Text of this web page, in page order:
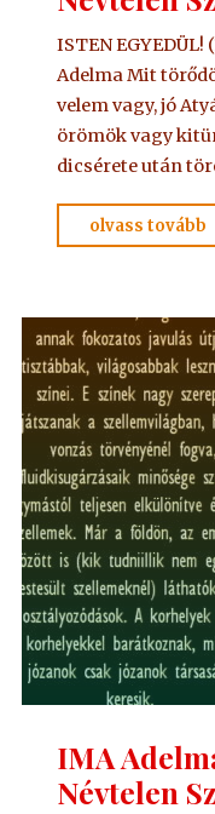
ISTEN
Adelma Mit
velem vagy, jó
örömök vagy
dicsérete után
olvass tovább
IMA
Névtelen